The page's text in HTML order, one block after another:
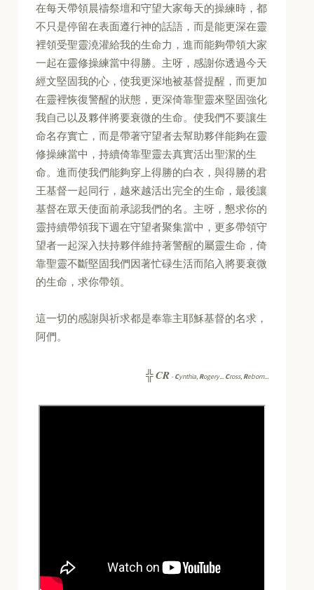
在每天帶領晨禱祭壇和守望大家每天的操練時，都
不只是停留在表面遵行神的話語，而是能更深在靈
裡領受聖靈澆灌給我的生命力，進而能夠帶領大家
一起在靈修操練當中得勝。主呀，感謝你透過今天
經文堅固我的心，使我更深地被基督提醒，而更加
在靈裡恢復警醒的狀態，更深倚靠聖靈來堅固強化
我自己以及夥伴將要衰微的生命。使我們不要讓生
命名存實亡，而是帶著守望者去幫助夥伴能夠在靈
修操練當中，持續倚靠聖靈去真實活出聖潔的生
命。進而使我們能夠穿上得勝的白衣，與得勝的君
王基督一起同行，越來越活出完全的生命，最後讓
基督在眾天使面前承認我們的名。主呀，懇求你的
靈持續帶領我下週在守望者聚集當中，更多帶領守
望者一起深入扶持夥伴維持著警醒的屬靈生命，倚
靠聖靈不斷堅固我們因著忙碌生活而陷入將要衰微
的生命，求你帶領。
這一切的感謝與祈求都是奉靠主耶穌基督的名求，
阿們。
╬CR -Cynthia, Rogery... Cross, Reborn...